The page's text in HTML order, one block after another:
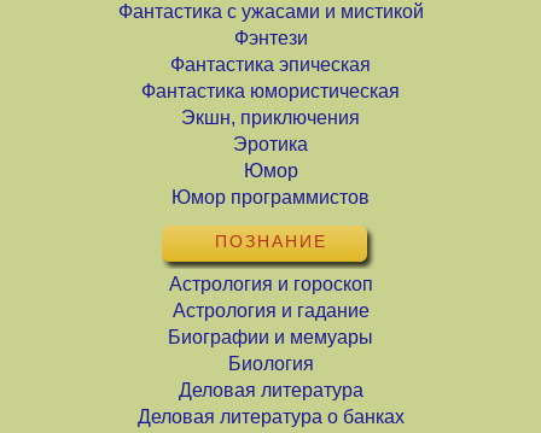
Фантастика с ужасами и мистикой
Фэнтези
Фантастика эпическая
Фантастика юмористическая
Экшн, приключения
Эротика
Юмор
Юмор программистов
ПОЗНАНИЕ
Астрология и гороскоп
Астрология и гадание
Биографии и мемуары
Биология
Деловая литература
Деловая литература о банках